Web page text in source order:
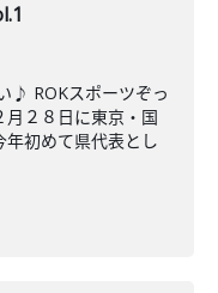
♪ ROKスポーツぞっ
月２８日に東京・国
初めて県代表とし